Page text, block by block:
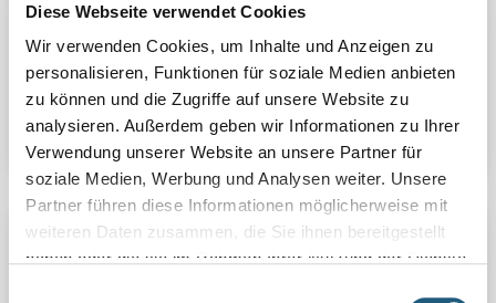
Diese Webseite verwendet Cookies
Wir verwenden Cookies, um Inhalte und Anzeigen zu
personalisieren, Funktionen für soziale Medien anbieten
zu können und die Zugriffe auf unsere Website zu
analysieren. Außerdem geben wir Informationen zu Ihrer
Verwendung unserer Website an unsere Partner für
soziale Medien, Werbung und Analysen weiter. Unsere
Partner führen diese Informationen möglicherweise mit
weiteren Daten zusammen, die Sie ihnen bereitgestellt
haben oder die sie im Rahmen Ihrer Nutzung der Dienste
Anleitung von Sensenlehrer Mario Knoll wird die
Sense geschwungen, um ...
Details